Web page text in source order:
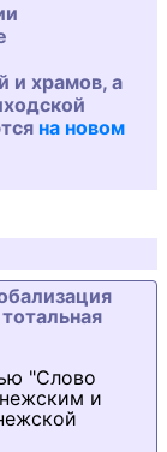
и храмов, а
на новом
"Слово
и